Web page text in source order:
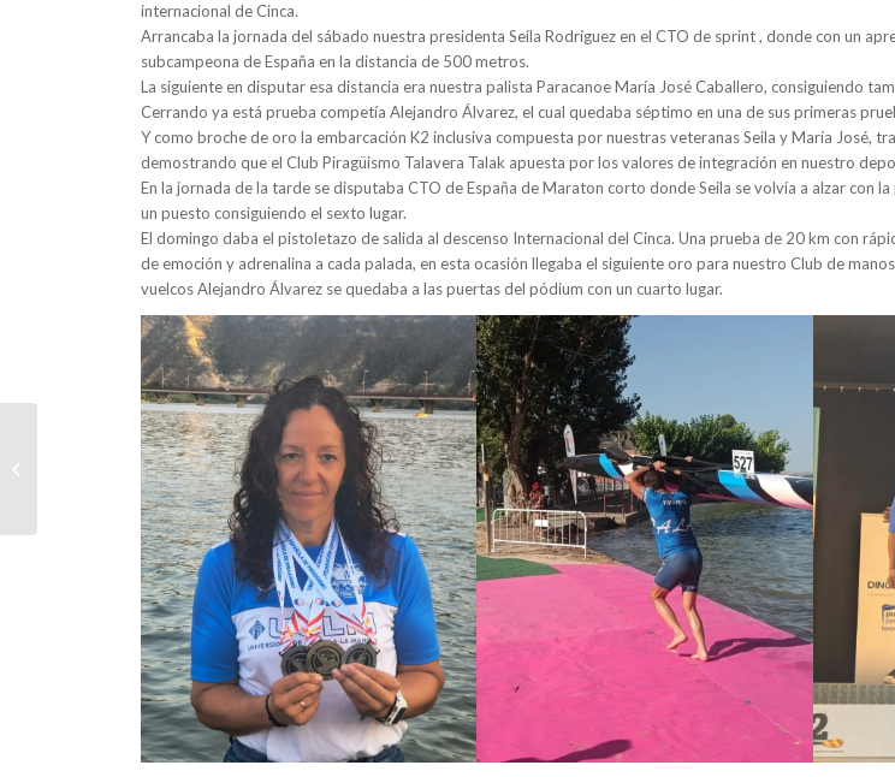
internacional de Cinca.
Arrancaba la jornada del sábado nuestra presidenta Seila Rodríguez en el CTO de sprint , donde con un
subcampeona de España en la distancia de 500 metros.
La siguiente en disputar esa distancia era nuestra palista Paracanoe María José Caballero, consiguiendo
Cerrando ya está prueba competía Alejandro Álvarez, el cual quedaba séptimo en una de sus primeras
Y como broche de oro la embarcación K2 inclusiva compuesta por nuestras veteranas Seila y María José,
demostrando que el Club Piragüismo Talavera Talak apuesta por los valores de integración en nuestro
En la jornada de la tarde se disputaba CTO de España de Maraton corto donde Seila se volvía a alzar con
un puesto consiguiendo el sexto lugar.
El domingo daba el pistoletazo de salida al descenso Internacional del Cinca. Una prueba de 20 km con
de emoción y adrenalina a cada palada, en esta ocasión llegaba el siguiente oro para nuestro Club de
vuelcos Alejandro Álvarez se quedaba a las puertas del pódium con un cuarto lugar.
El Talak junto a la FCMP